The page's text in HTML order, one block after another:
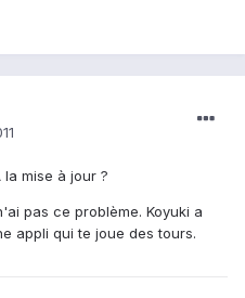
mise à jour ?
pas ce problème. Koyuki a
appli qui te joue des tours.